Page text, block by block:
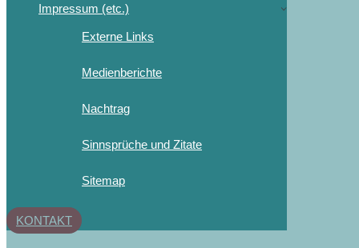
Impressum (etc.)
Externe Links
Medienberichte
Nachtrag
Sinnsprüche und Zitate
Sitemap
KONTAKT